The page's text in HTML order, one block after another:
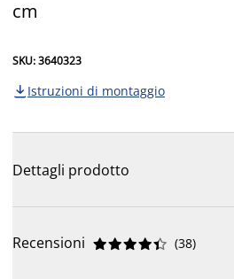
cm
SKU: 3640323
 Istruzioni di montaggio
Dettagli prodotto
Recensioni 




 (38)